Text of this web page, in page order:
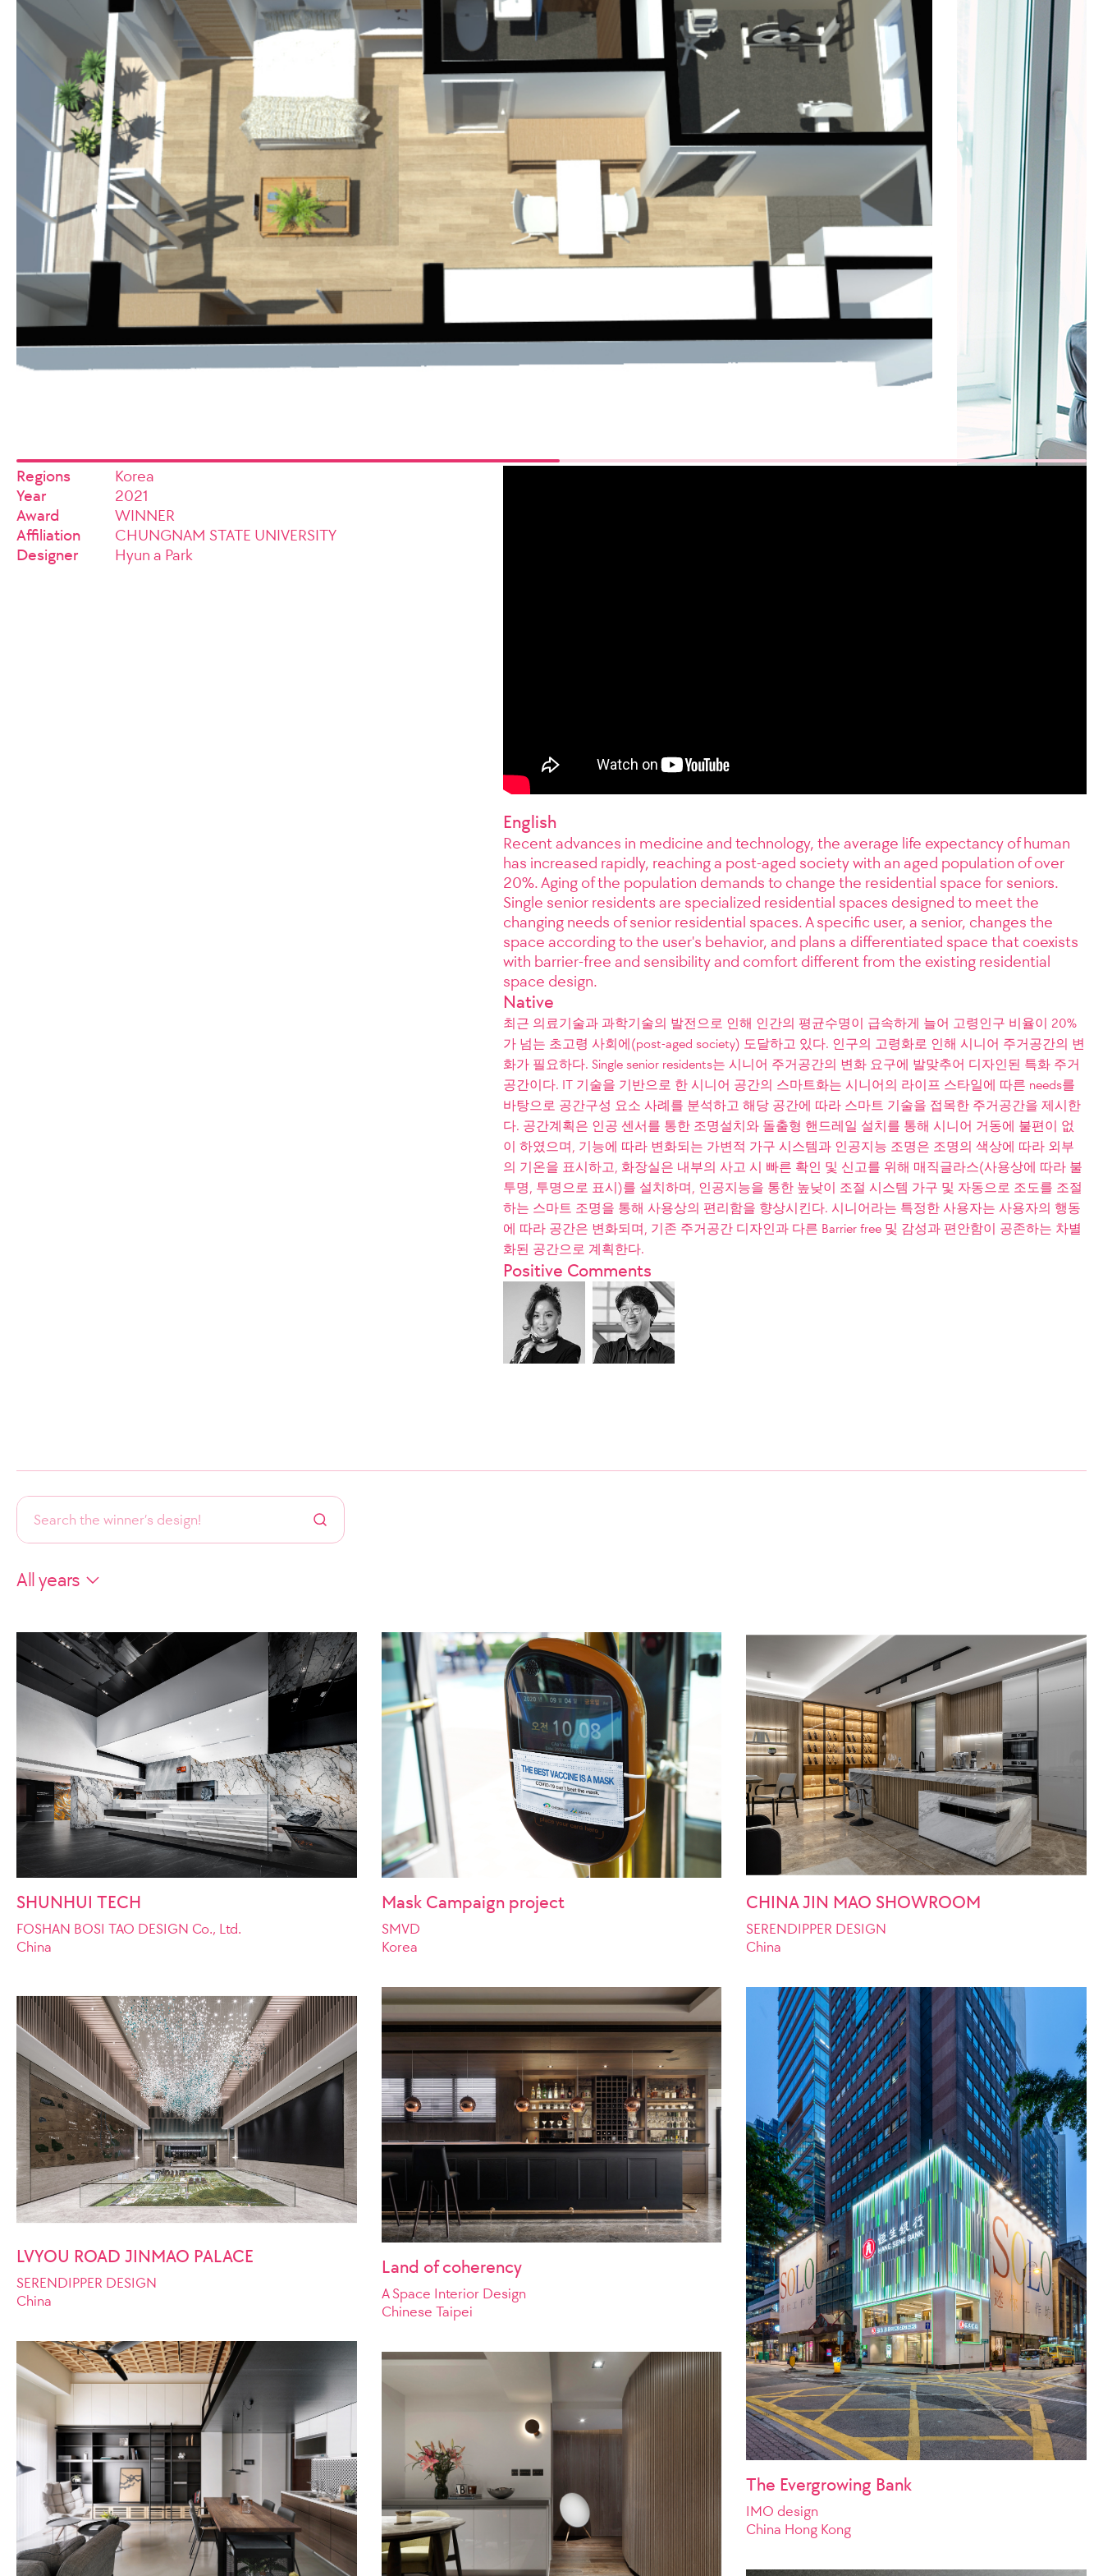
Regions
Korea
Year
2021
Award
WINNER
Affiliation
CHUNGNAM STATE UNIVERSITY
Designer
Hyun a Park
English
Recent advances in medicine and technology, the average life expectancy of human
has increased rapidly, reaching a post-aged society with an aged population of over
20%. Aging of the population demands to change the residential space for seniors.
Single senior residents are specialized residential spaces designed to meet the
changing needs of senior residential spaces. A specific user, a senior, changes the
space according to the user's behavior, and plans a differentiated space that coexists
with barrier-free and sensibility and comfort different from the existing residential
space design.
Native
최근 의료기술과 과학기술의 발전으로 인해 인간의 평균수명이 급속하게 늘어 고령인구 비율이 20%
가 넘는 초고령 사회에(post-aged society) 도달하고 있다. 인구의 고령화로 인해 시니어 주거공간의 변
화가 필요하다. Single senior residents는 시니어 주거공간의 변화 요구에 발맞추어 디자인된 특화 주거
공간이다. IT 기술을 기반으로 한 시니어 공간의 스마트화는 시니어의 라이프 스타일에 따른 needs를
바탕으로 공간구성 요소 사례를 분석하고 해당 공간에 따라 스마트 기술을 접목한 주거공간을 제시한
다. 공간계획은 인공 센서를 통한 조명설치와 돌출형 핸드레일 설치를 통해 시니어 거동에 불편이 없
이 하였으며, 기능에 따라 변화되는 가변적 가구 시스템과 인공지능 조명은 조명의 색상에 따라 외부
의 기온을 표시하고, 화장실은 내부의 사고 시 빠른 확인 및 신고를 위해 매직글라스(사용상에 따라 불
투명, 투명으로 표시)를 설치하며, 인공지능을 통한 높낮이 조절 시스템 가구 및 자동으로 조도를 조절
하는 스마트 조명을 통해 사용상의 편리함을 향상시킨다. 시니어라는 특정한 사용자는 사용자의 행동
에 따라 공간은 변화되며, 기존 주거공간 디자인과 다른 Barrier free 및 감성과 편안함이 공존하는 차별
화된 공간으로 계획한다.
Positive Comments
SHUNHUI TECH
FOSHAN BOSI TAO DESIGN Co., Ltd.
China
Mask Campaign project
SMVD
Korea
CHINA JIN MAO SHOWROOM
SERENDIPPER DESIGN
China
LVYOU ROAD JINMAO PALACE
SERENDIPPER DESIGN
China
Land of coherency
A Space Interior Design
Chinese Taipei
The Evergrowing Bank
IMO design
China Hong Kong